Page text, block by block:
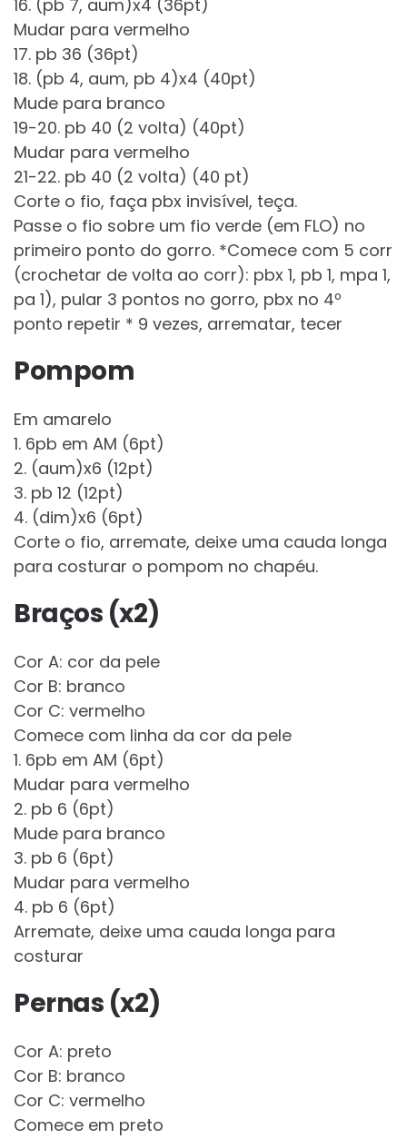
16. (pb 7, aum)x4 (36pt)
Mudar para vermelho
17. pb 36 (36pt)
18. (pb 4, aum, pb 4)x4 (40pt)
Mude para branco
19-20. pb 40 (2 volta) (40pt)
Mudar para vermelho
21-22. pb 40 (2 volta) (40 pt)
Corte o fio, faça pbx invisível, teça.
Passe o fio sobre um fio verde (em FLO) no
primeiro ponto do gorro. *Comece com 5 corr
(crochetar de volta ao corr): pbx 1, pb 1, mpa 1,
pa 1), pular 3 pontos no gorro, pbx no 4º
ponto repetir * 9 vezes, arrematar, tecer
Pompom
Em amarelo
1. 6pb em AM (6pt)
2. (aum)x6 (12pt)
3. pb 12 (12pt)
4. (dim)x6 (6pt)
Corte o fio, arremate, deixe uma cauda longa
para costurar o pompom no chapéu.
Braços (x2)
Cor A: cor da pele
Cor B: branco
Cor C: vermelho
Comece com linha da cor da pele
1. 6pb em AM (6pt)
Mudar para vermelho
2. pb 6 (6pt)
Mude para branco
3. pb 6 (6pt)
Mudar para vermelho
4. pb 6 (6pt)
Arremate, deixe uma cauda longa para
costurar
Pernas (x2)
Cor A: preto
Cor B: branco
Cor C: vermelho
Comece em preto